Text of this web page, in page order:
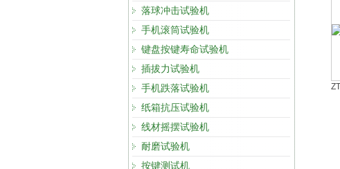
落球冲击试验机
手机滚筒试验机
键盘按键寿命试验机
插拔力试验机
手机跌落试验机
纸箱抗压试验机
线材摇摆试验机
耐磨试验机
按键测试机